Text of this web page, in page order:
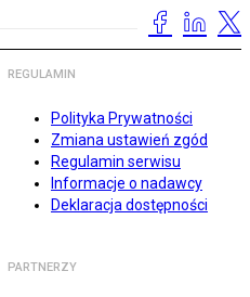
REGULAMIN
Polityka Prywatności
Zmiana ustawień zgód
Regulamin serwisu
Informacje o nadawcy
Deklaracja dostępności
PARTNERZY